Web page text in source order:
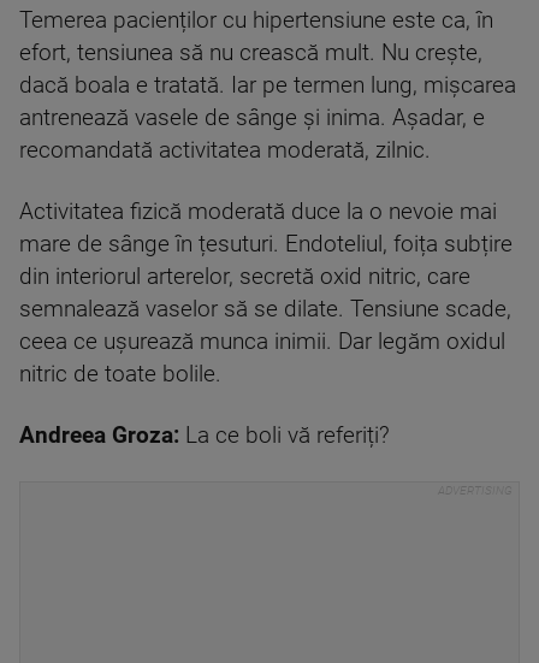
Temerea pacienților cu hipertensiune este ca, în
efort, tensiunea să nu crească mult. Nu crește,
dacă boala e tratată. Iar pe termen lung, mișcarea
antrenează vasele de sânge și inima. Așadar, e
recomandată activitatea moderată, zilnic.
Activitatea fizică moderată duce la o nevoie mai
mare de sânge în țesuturi. Endoteliul, foița subțire
din interiorul arterelor, secretă oxid nitric, care
semnalează vaselor să se dilate. Tensiune scade,
ceea ce ușurează munca inimii. Dar legăm oxidul
nitric de toate bolile.
Andreea Groza: La ce boli vă referiți?